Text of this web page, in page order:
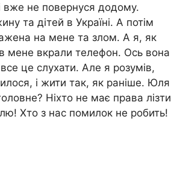
вже не повернуся додому.
та дітей в Україні. А потім
на мене та злом. А я, як
в мене вкрали телефон. Ось вона
це слухати. Але я розумів,
і жити так, як раніше. Юля
Ніхто не має права лізти
Хто з нас помилок не робить!